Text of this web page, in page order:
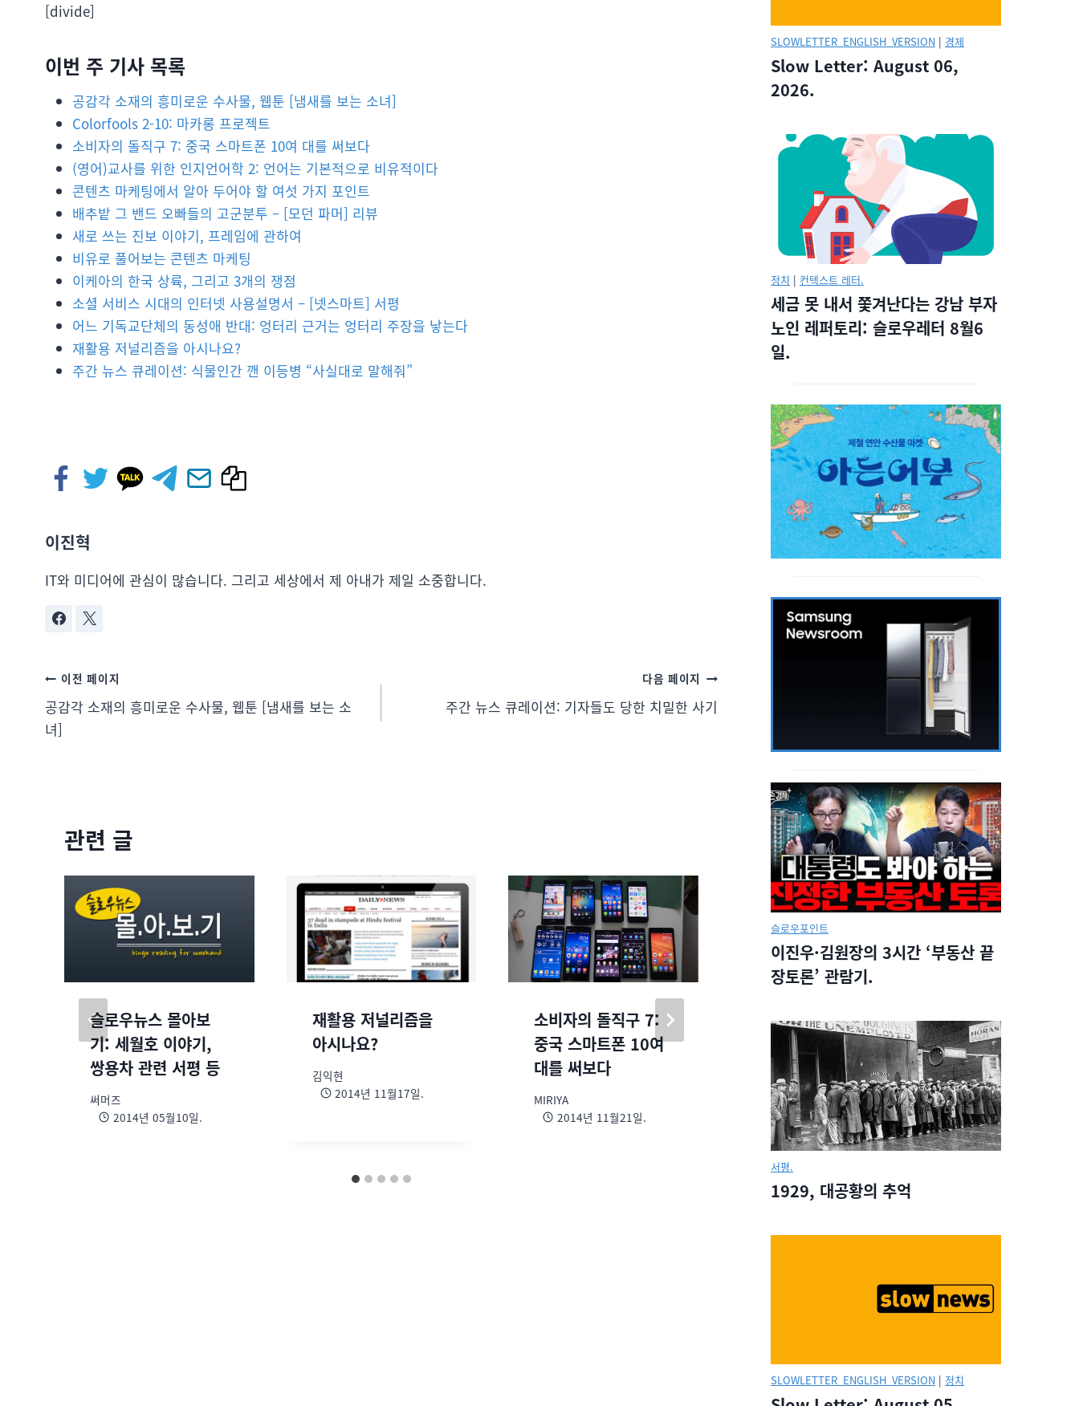
[divide]
이번 주 기사 목록
공감각 소재의 흥미로운 수사물, 웹툰 [냄새를 보는 소녀]
Colorfools 2-10: 마카롱 프로젝트
소비자의 돌직구 7: 중국 스마트폰 10여 대를 써보다
(영어)교사를 위한 인지언어학 2: 언어는 기본적으로 비유적이다
콘텐츠 마케팅에서 알아 두어야 할 여섯 가지 포인트
배추밭 그 밴드 오빠들의 고군분투 – [모던 파머] 리뷰
새로 쓰는 진보 이야기, 프레임에 관하여
비유로 풀어보는 콘텐츠 마케팅
이케아의 한국 상륙, 그리고 3개의 쟁점
소셜 서비스 시대의 인터넷 사용설명서 – [넷스마트] 서평
어느 기독교단체의 동성애 반대: 엉터리 근거는 엉터리 주장을 낳는다
재활용 저널리즘을 아시나요?
주간 뉴스 큐레이션: 식물인간 깬 이등병 “사실대로 말해줘”
이진혁
IT와 미디어에 관심이 많습니다. 그리고 세상에서 제 아내가 제일 소중합니다.
이전 페이지
공감각 소재의 흥미로운 수사물, 웹툰 [냄새를 보는 소
녀]
다음 페이지
주간 뉴스 큐레이션: 기자들도 당한 치밀한 사기
관련 글
슬로우뉴스 몰아보
기: 세월호 이야기,
쌍용차 관련 서평 등
써머즈
2014년 05월10일.
재활용 저널리즘을
아시나요?
김익현
2014년 11월17일.
소비자의 돌직구 7:
중국 스마트폰 10여
대를 써보다
MIRIYA
2014년 11월21일.
슬로우뉴스 몰아보
기: 한국 초고속 인터
넷과 손정의
이진혁
2014년 09월27일.
슬로우뉴스 몰
기: 6.4 지선
석 외
이진혁
2014년 07월06
SLOWLETTER_ENGLISH_VERSION | 경제
Slow Letter: August 06,
2026.
정치 | 컨텍스트 레터.
세금 못 내서 쫓겨난다는 강남 부자
노인 레퍼토리: 슬로우레터 8월6
일.
슬로우포인트
이진우·김원장의 3시간 ‘부동산 끝
장토론’ 관람기.
서평.
1929, 대공황의 추억
SLOWLETTER_ENGLISH_VERSION | 정치